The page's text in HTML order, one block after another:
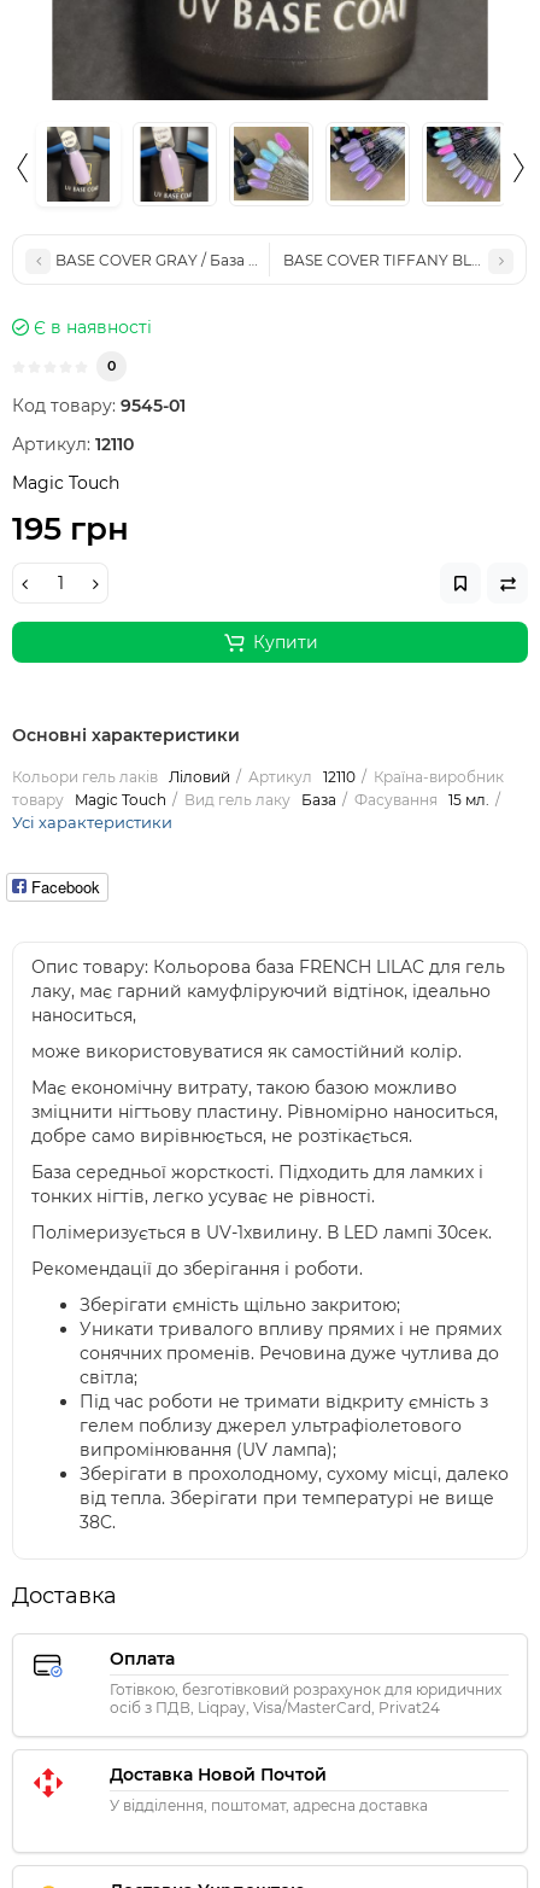
BASE COVER GRAY / База RUBBER GRAY (15мл.)
BASE COVER TIFFANY BLUE /
Є в наявності
0
Код товару: 9545-01
Артикул: 12110
Magic Touch
195 грн
Купити
Основні характеристики
Кольори гель лаків Ліловий Артикул 12110
Країна-виробник
товару
Magic Touch Вид гель лаку База Фасування 15 мл.
Усі характеристики
Facebook
Опис товару: Кольорова база FRENCH LILAC для гель
лаку, має гарний камуфліруючий відтінок, ідеально
наноситься,
може використовуватися як самостійний колір.
Має економічну витрату, такою базою можливо
зміцнити нігтьову пластину. Рівномірно наноситься,
добре само вирівнюється, не розтікається.
База середньої жорсткості. Підходить для ламких і
тонких нігтів, легко усуває не рівності.
Полімеризується в UV-1хвилину. В LED лампі 30сек.
Рекомендації до зберігання і роботи.
Зберігати ємність щільно закритою;
Уникати тривалого впливу прямих і не прямих
сонячних променів. Речовина дуже чутлива до
світла;
Під час роботи не тримати відкриту ємність з
гелем поблизу джерел ультрафіолетового
випромінювання (UV лампа);
Зберігати в прохолодному, сухому місці, далеко
від тепла. Зберігати при температурі не вище
38C.
Доставка
Оплата
Готівкою, безготівковий розрахунок для юридичних
осіб з ПДВ, Liqpay, Visa/MasterCard, Privat24
Доставка Новой Почтой
У відділення, поштомат, адресна доставка